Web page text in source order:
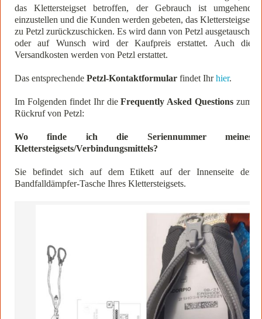
das Klettersteigset betroffen, der Gebrauch ist umgehend
einzustellen und die Kunden werden gebeten, das Klettersteigset
zu Petzl zurückzuschicken. Es wird dann von Petzl ausgetauscht
oder auf Wunsch wird der Kaufpreis erstattet. Auch die
Versandkosten werden von Petzl erstattet.
Das entsprechendePetzl-Kontaktformular findet Ihrhier.
Im Folgenden findet Ihr dieFrequently Asked Questions zum
Rückruf von Petzl:
Wo finde ich die Seriennummer meines
Klettersteigsets/Verbindungsmittels?
Sie befindet sich auf dem Etikett auf der Innenseite der
Bandfalldämpfer-Tasche Ihres Klettersteigsets.